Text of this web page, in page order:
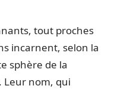
tout proches
incarnent, selon la
sphère de la
Leur nom, qui